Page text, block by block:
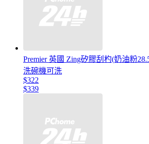
Premier 英國 Zing矽膠刮杓(奶油粉
洗碗機可洗
$322
$339